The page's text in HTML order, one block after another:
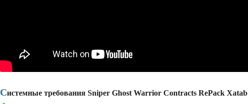
Системные требования Sniper Ghost Warrior Contracts RePack Xatab